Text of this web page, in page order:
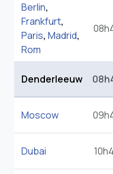
Berlin,
Frankfurt,
Paris, Madrid,
Rom
Denderleeuw
Moscow
Dubai